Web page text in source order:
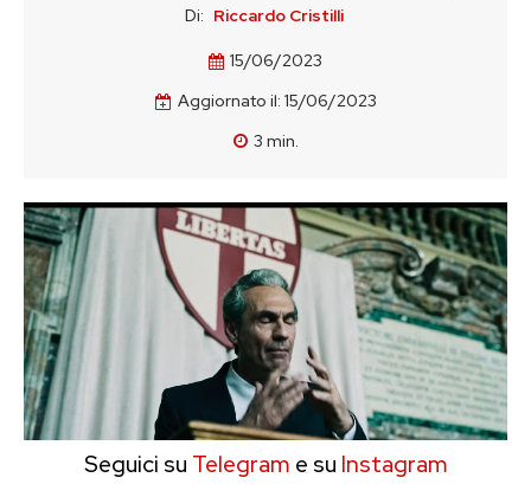
Di: Riccardo Cristilli
15/06/2023
Aggiornato il: 15/06/2023
3 min.
Seguici su Telegram e su Instagram